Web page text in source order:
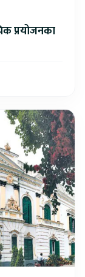
प्रयोजनका